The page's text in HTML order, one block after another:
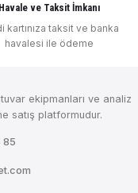
Havale ve Taksit İmkanı
kartınıza taksit ve banka
havalesi ile ödeme
ekipmanları ve analiz
satış platformudur.
85